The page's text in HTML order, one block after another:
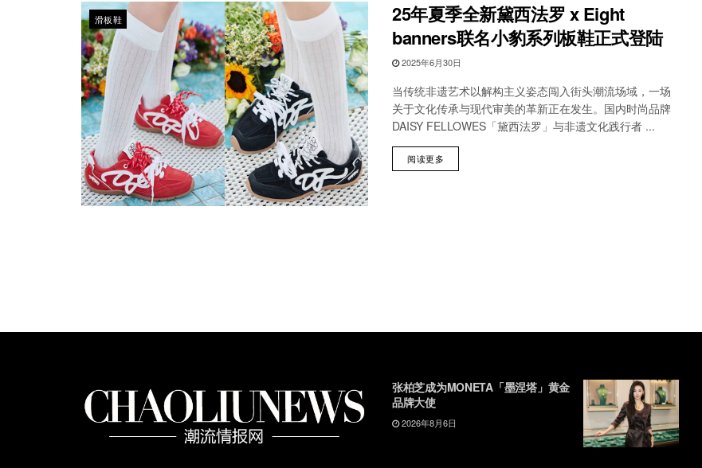
滑板鞋
25年夏季全新黛西法罗 x Eight
banners联名小豹系列板鞋正式登陆
2025年6月30日
当传统非遗艺术以解构主义姿态闯入街头潮流场域，一场
关于文化传承与现代审美的革新正在发生。国内时尚品牌
DAISY FELLOWES「黛西法罗」与非遗文化践行者 ...
阅读更多
张柏芝成为MONETA「墨涅塔」黄金
品牌大使
2026年8月6日